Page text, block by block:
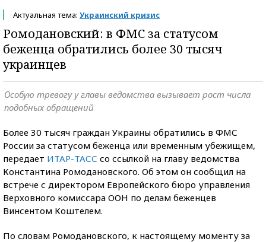
Актуальная тема: Украинский кризис
Ромодановский: в ФМС за статусом
беженца обратились более 30 тысяч
украинцев
Особую тревогу у главы ведомства вызывает рост числа
подобных обращений
Более 30 тысяч граждан Украины обратились в ФМС
России за статусом беженца или временным убежищем,
передает ИТАР-ТАСС со ссылкой на главу ведомства
Константина Ромодановского. Об этом он сообщил на
встрече с директором Европейского бюро управления
Верховного комиссара ООН по делам беженцев
Винсентом Коштелем.
По словам Ромодановского, к настоящему моменту за